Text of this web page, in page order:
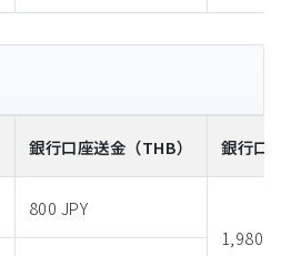
銀行口座送金 （THB） 銀行口
800 JPY
1,980